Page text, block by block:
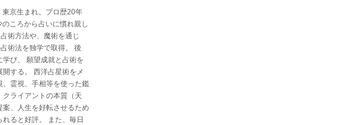
東京生まれ。プロ歴20年
のころから占いに慣れ親し
術方法や、魔術を通じ
術法を独学で取得。 後
び、 願望成就と占術を
する。 西洋占星術をメ
、霊視、手相等を使った鑑
ライアントの本質（天
、人生を好転させるため
ると好評。 また、毎日